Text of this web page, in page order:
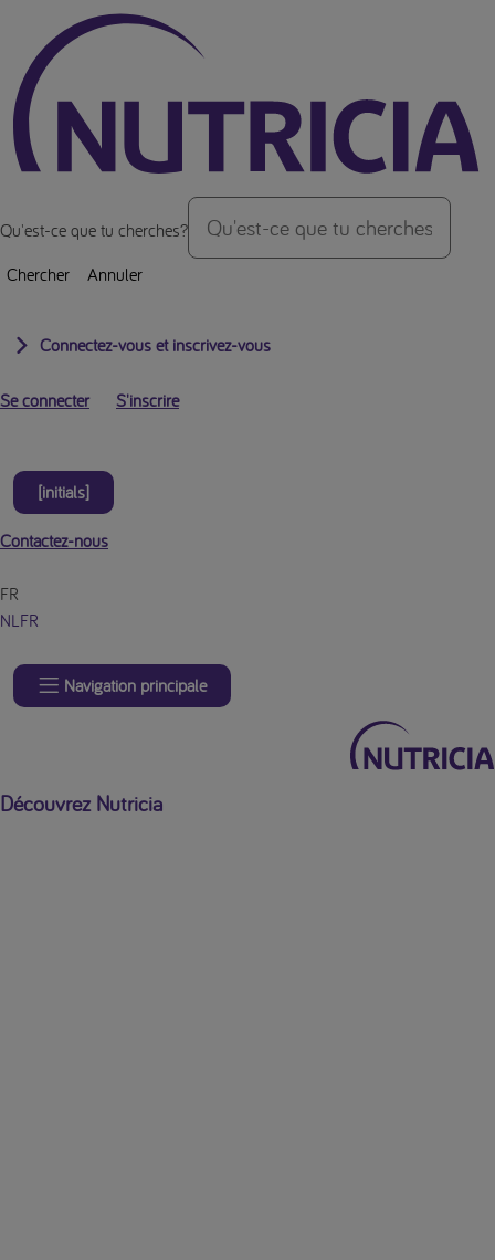
Vers le haut de la page
Qu'est-ce que tu cherches?
Chercher Annuler
Connectez-vous et inscrivez-vous
Se connecter S'inscrire
[initials]
Contactez-nous
FR
NLFR
Navigation principale
Découvrez Nutricia